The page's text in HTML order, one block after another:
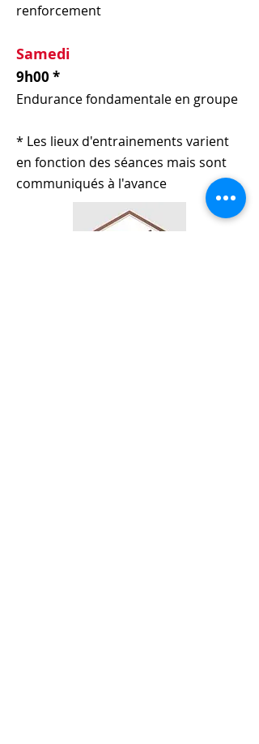
renforcement
Samedi
9h00 *
Endurance fondamentale en groupe
* Les lieux d'entrainements varient
en fonction des séances mais sont
communiqués à l'avance